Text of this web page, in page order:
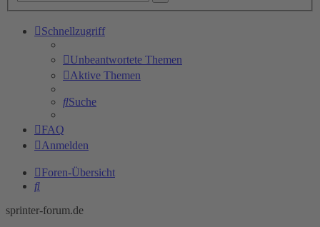
Schnellzugriff
Unbeantwortete Themen
Aktive Themen
Suche
FAQ
Anmelden
Foren-Übersicht
Suche
sprinter-forum.de